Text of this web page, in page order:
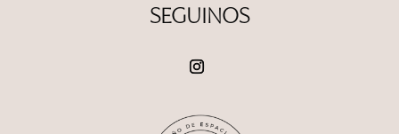
SEGUINOS